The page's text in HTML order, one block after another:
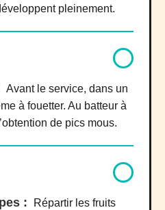
pleinement.
Avant le service, dans un
à fouetter. Au batteur à
de pics mous.
:
Répartir les fruits